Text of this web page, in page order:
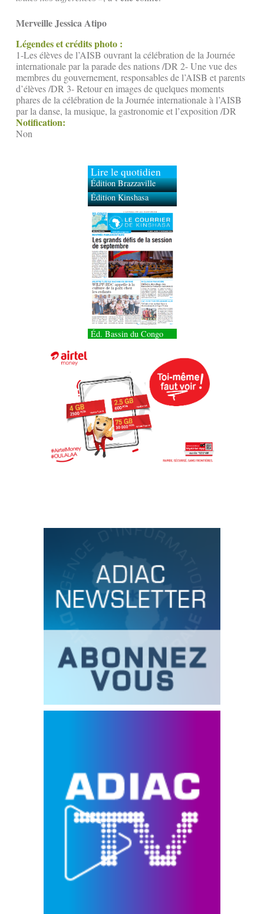
Merveille Jessica Atipo
Légendes et crédits photo :
1-Les élèves de l’AISB ouvrant la célébration de la Journée
internationale par la parade des nations /DR 2- Une vue des
membres du gouvernement, responsables de l’AISB et parents
d’élèves /DR 3- Retour en images de quelques moments
phares de la célébration de la Journée internationale à l’AISB
par la danse, la musique, la gastronomie et l’exposition /DR
Notification:
Non
Lire le quotidien
Édition Brazzaville
Édition Kinshasa
Éd. Bassin du Congo